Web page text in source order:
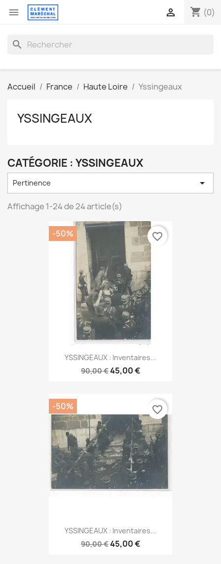
 shopping_cart (0)

search
Accueil France Haute Loire Yssingeaux
YSSINGEAUX
CATÉGORIE : YSSINGEAUX
Pertinence 
Affichage 1-24 de 24 article(s)
YSSINGEAUX : Inventaires...
90,00 €45,00 €
-50% favorite_border
YSSINGEAUX : Inventaires...
90,00 €45,00 €
-50% favorite_border